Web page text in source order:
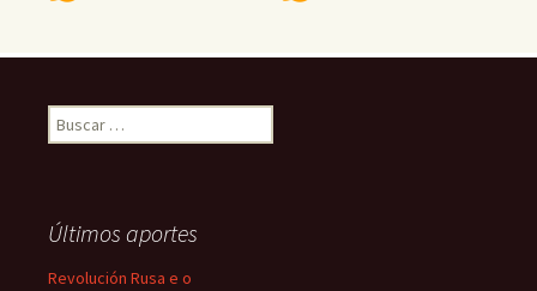
Buscar:
Últimos aportes
Revolución Rusa e o